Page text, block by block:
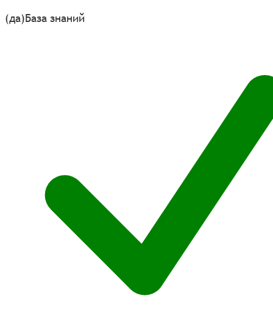
(да)База знаний